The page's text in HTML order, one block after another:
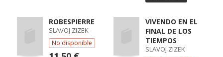
ROBESPIERRE
SLAVOJ ZIZEK
No disponible
VIVENDO EN EL
FINAL DE LOS
TIEMPOS
SLAVOJ ZIZEK